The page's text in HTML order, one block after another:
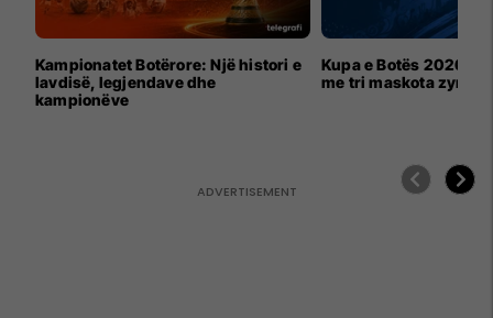
Kampionatet Botërore: Një histori e
lavdisë, legjendave dhe
kampionëve
Kupa e Botës 2026
me tri maskota zyrtare